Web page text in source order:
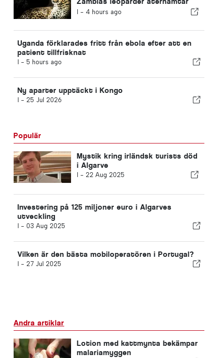
sig
I - 4 hours ago
Uganda förklarades fritt från ebola efter att en
patient tillfrisknat
I - 5 hours ago
Ny aparter upptäckt i Kongo
I - 25 Jul 2026
Populär
Mystik kring irländsk turists död
i Algarve
I - 22 Aug 2025
Investering på 125 miljoner euro i Algarves
utveckling
I - 03 Aug 2025
Vilken är den bästa mobiloperatören i Portugal?
I - 27 Jul 2025
Andra artiklar
Lotion med kattmynta bekämpar
malariamyggen